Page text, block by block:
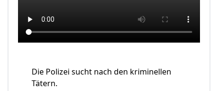
Die Polizei sucht nach den kriminellen
Tätern.